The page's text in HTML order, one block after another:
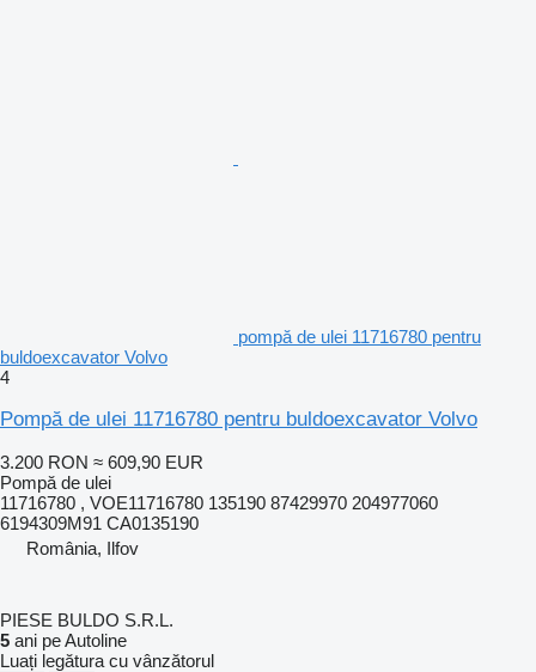
pompă de ulei 11716780 pentru
buldoexcavator Volvo
4
Pompă de ulei 11716780 pentru buldoexcavator Volvo
3.200 RON ≈ 609,90 EUR
Pompă de ulei
11716780 , VOE11716780 135190 87429970 204977060
6194309M91 CA0135190
România, Ilfov
PIESE BULDO S.R.L.
5 ani pe Autoline
Luați legătura cu vânzătorul